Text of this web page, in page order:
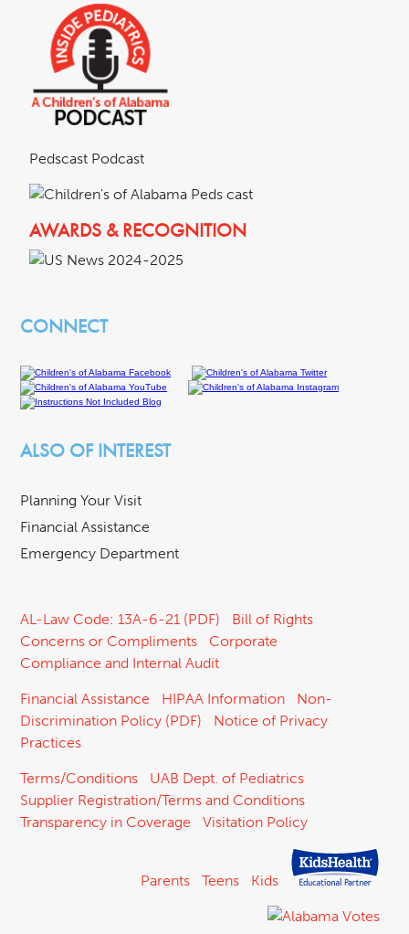
Pedscast Podcast
AWARDS & RECOGNITION
CONNECT
ALSO OF INTEREST
Planning Your Visit
Financial Assistance
Emergency Department
AL-Law Code: 13A-6-21 (PDF)
Bill of Rights
Concerns or Compliments
Corporate
Compliance and Internal Audit
Financial Assistance HIPAA Information
Non-
Discrimination Policy (PDF)
Notice of Privacy
Practices
Terms/Conditions
UAB Dept. of Pediatrics
Supplier Registration/Terms and Conditions
Transparency in Coverage
Visitation Policy
Parents Teens Kids